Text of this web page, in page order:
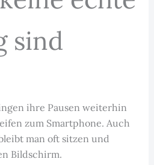
sind
ihre Pausen weiterhin
zum Smartphone. Auch
man oft sitzen und
Bildschirm.